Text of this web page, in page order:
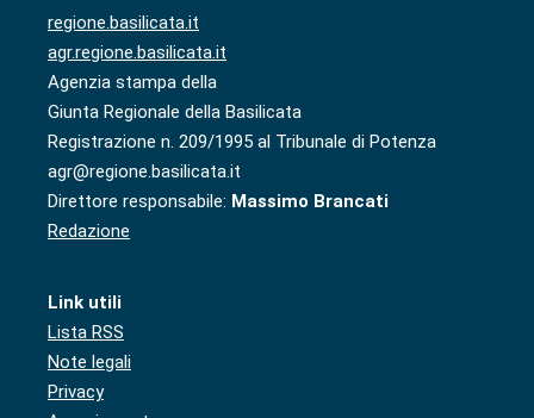
regione.basilicata.it
agr.regione.basilicata.it
Agenzia stampa della
Giunta Regionale della Basilicata
Registrazione n. 209/1995 al Tribunale di Potenza
agr@regione.basilicata.it
Direttore responsabile: Massimo Brancati
Redazione
Link utili
Lista RSS
Note legali
Privacy